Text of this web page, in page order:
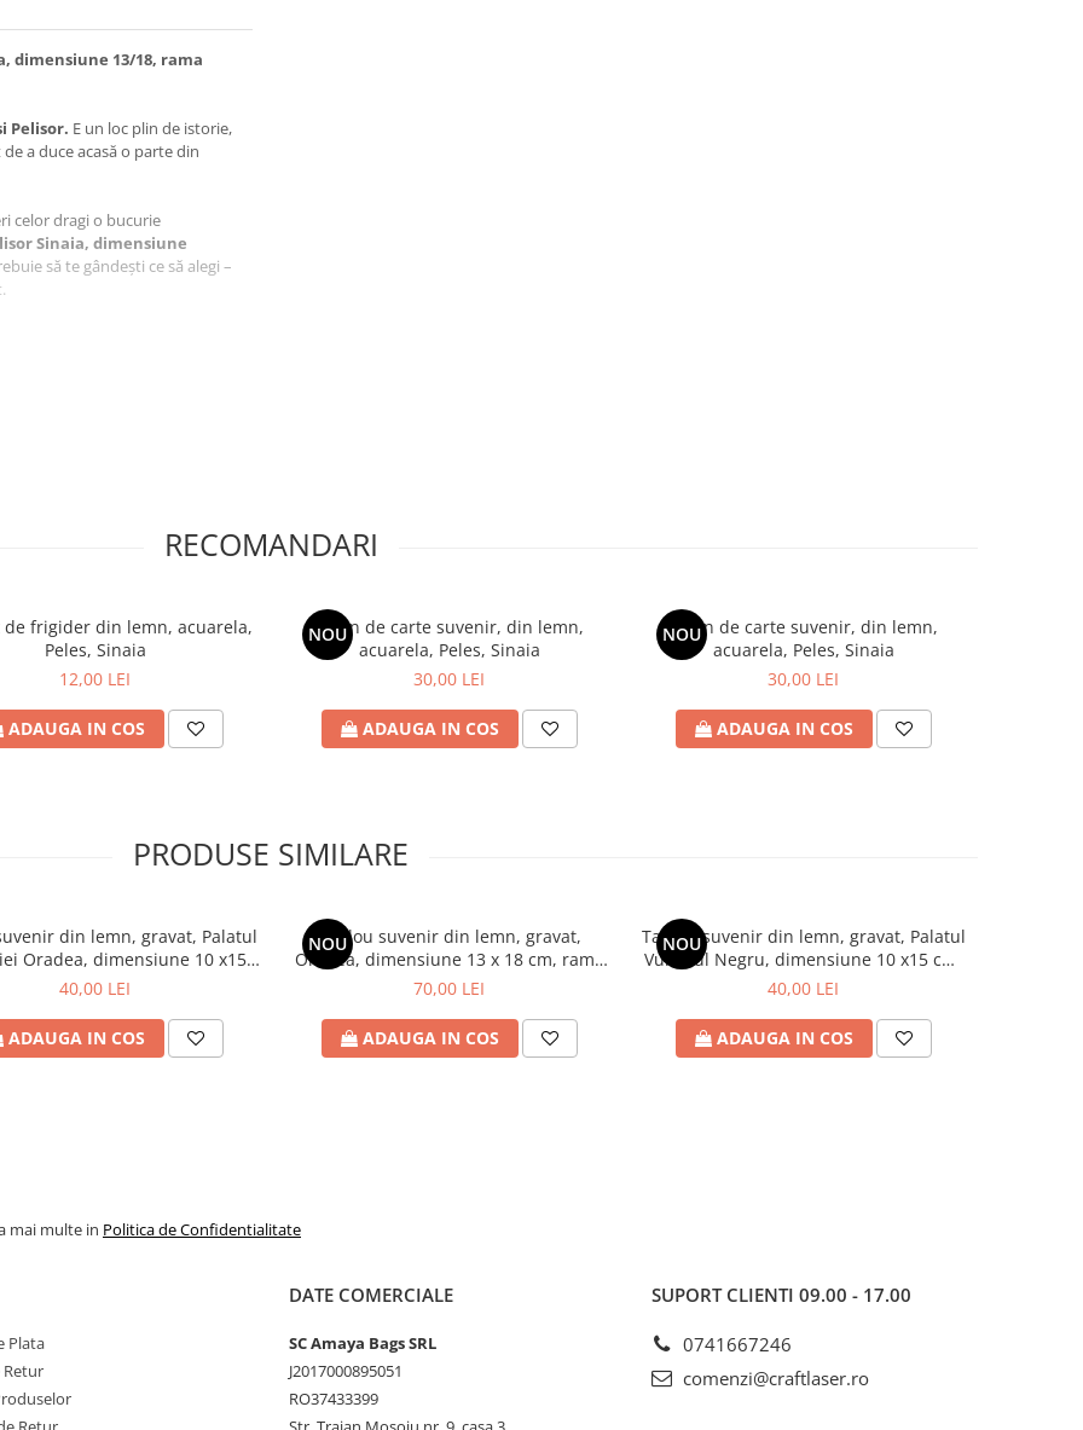
dimensiune 13/18, rama
Pelisor. E un loc plin de istorie,
a duce acasă o parte din
celor dragi o bucurie
Sinaia, dimensiune
să te gândești ce să alegi –
inclusa
sau la
pentru parteneriate!
personalizate, fiecare
– alege să le transformi în
al visurilor regale și al
Carol I, castelul reflectă
o reședință demnă de
ca o simfonie de detalii
acest castel într-un loc al
și mobilarea multor camere.
RECOMANDARI
de frigider din lemn, acuarela,
Peles, Sinaia
12,00 LEI
ADAUGA IN COS
NOU
Semn de carte suvenir, din lemn,
acuarela, Peles, Sinaia
30,00 LEI
ADAUGA IN COS
NOU
Semn de carte suvenir, din lemn,
acuarela, Peles, Sinaia
30,00 LEI
ADAUGA IN COS
PRODUSE SIMILARE
din lemn, gravat, Palatul
Oradea, dimensiune 10 x15
cm, rama inclusa
40,00 LEI
ADAUGA IN COS
NOU
Tablou suvenir din lemn, gravat,
Oradea, dimensiune 13 x 18 cm, rama
inclusa
70,00 LEI
ADAUGA IN COS
NOU
Tablou suvenir din lemn, gravat, Palatul
Vulturul Negru, dimensiune 10 x15 cm,
rama inclusa
40,00 LEI
ADAUGA IN COS
mai multe in Politica de Confidentialitate
Plata
Retur
DATE COMERCIALE
SC Amaya Bags SRL
J2017000895051
RO37433399
SUPORT CLIENTI 09.00 - 17.00
0741667246
comenzi@craftlaser.ro